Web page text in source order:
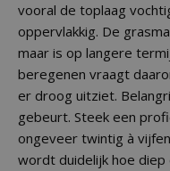
vooral de toplaag
oppervlakkig. De
maar is op langere
beregenen vraagt
er droog uitziet.
gebeurt. Steek een
ongeveer twintig à
wordt duidelijk hoe